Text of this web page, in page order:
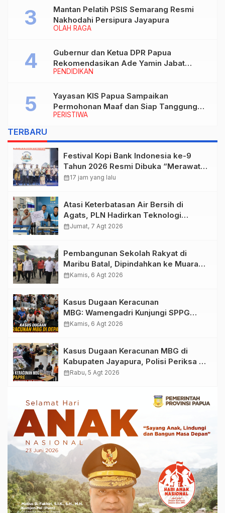
OLAH RAGA
Mantan Pelatih PSIS Semarang Resmi
Nakhodahi Persipura Jayapura
PENDIDIKAN
Gubernur dan Ketua DPR Papua
Rekomendasikan Ade Yamin Jabat
Rektor IAIN Fattahul Muluk Papua
PERISTIWA
Yayasan KIS Papua Sampaikan
Permohonan Maaf dan Siap Tanggung
Biaya Korban Dugaan Keracunan MBG di
TERBARU
Festival Kopi Bank Indonesia ke-9
Tahun 2026 Resmi Dibuka “Merawat
Warisan, Membangun Masa Depan
calendar_month17 jam yang lalu
Atasi Keterbatasan Air Bersih di
Agats, PLN Hadirkan Teknologi
Desalinasi untuk Masjid Saiful Al-
calendar_monthJumat, 7 Agt 2026
Pembangunan Sekolah Rakyat di
Maribu Batal, Dipindahkan ke Muara
Tami, Ini Sebabnya
calendar_monthKamis, 6 Agt 2026
Kasus Dugaan Keracunan
MBG: Wamengadri Kunjungi SPPG
Yayasan KIS Papua, Ini yang
calendar_monthKamis, 6 Agt 2026
Kasus Dugaan Keracunan MBG di
Kabupaten Jayapura, Polisi Periksa 30
Orang Saksi
calendar_monthRabu, 5 Agt 2026